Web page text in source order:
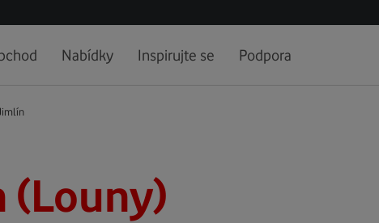
Nabídky Inspirujte se Podpora
Jimlín
(Louny)